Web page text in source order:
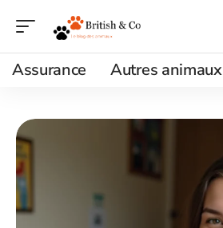
Assurance Autres animaux